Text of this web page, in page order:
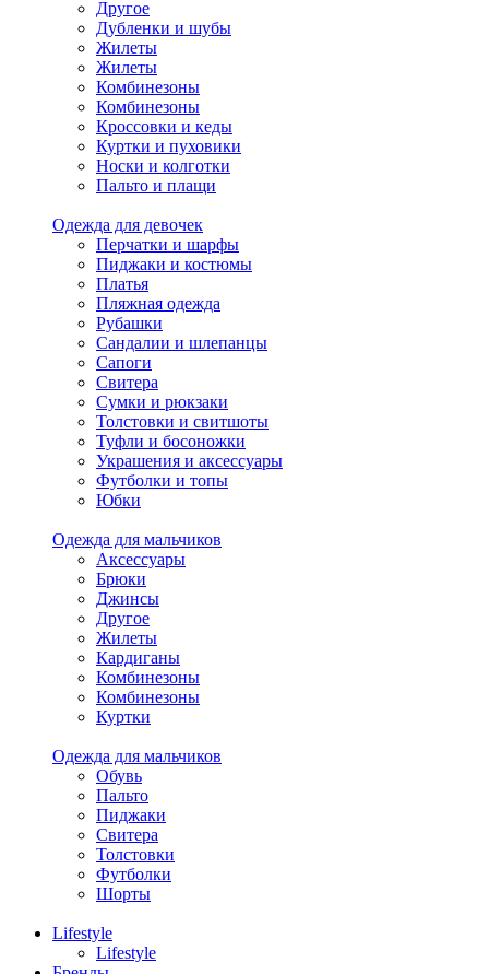
Другое
Дубленки и шубы
Жилеты
Жилеты
Комбинезоны
Комбинезоны
Кроссовки и кеды
Куртки и пуховики
Носки и колготки
Пальто и плащи
Одежда для девочек
Перчатки и шарфы
Пиджаки и костюмы
Платья
Пляжная одежда
Рубашки
Сандалии и шлепанцы
Сапоги
Свитера
Сумки и рюкзаки
Толстовки и свитшоты
Туфли и босоножки
Украшения и аксессуары
Футболки и топы
Юбки
Одежда для мальчиков
Аксессуары
Брюки
Джинсы
Другое
Жилеты
Кардиганы
Комбинезоны
Комбинезоны
Куртки
Одежда для мальчиков
Обувь
Пальто
Пиджаки
Свитера
Толстовки
Футболки
Шорты
Lifestyle
Lifestyle